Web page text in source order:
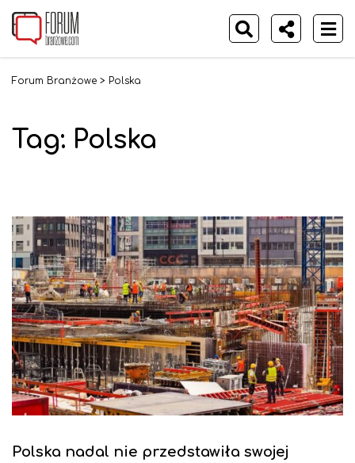
Forum Branżowe > Polska
Tag: Polska
Polska nadal nie przedstawiła swojej